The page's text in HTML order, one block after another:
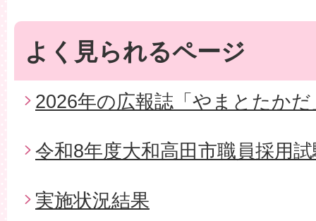
よく見られるページ
2026年の広報誌「やまとたかだ
令和8年度大和高田市職員採用
実施状況結果